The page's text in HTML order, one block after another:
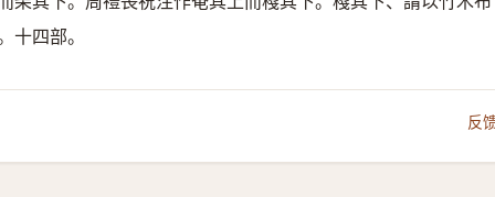
十四部。
反